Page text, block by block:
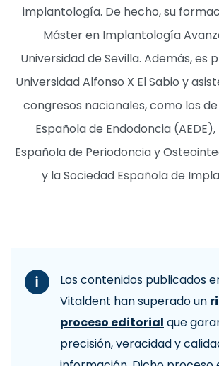
implantología. De hecho, su
Máster en Implantología
Universidad de Sevilla. Además, es
Universidad Alfonso X El Sabio y
congresos nacionales, como los
Española de Endodoncia
Española de Periodoncia y
y la Sociedad Española de
Los contenidos publicados
Vitaldent han superado un
proceso editorial que
precisión, veracidad y